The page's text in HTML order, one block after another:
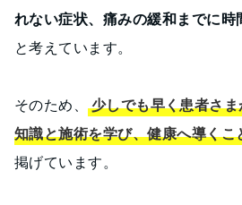
れない症状、痛みの緩和までに時
と考えています。
そのため、少しでも早く患者さ
知識と施術を学び、健康へ導くこ
掲げています。